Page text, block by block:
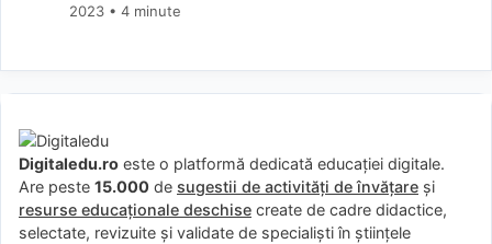
2023 • 4 minute
Digitaledu.ro este o platformă dedicată educației digitale.
Are peste 15.000 de sugestii de activități de învățare și
resurse educaționale deschise create de cadre didactice,
selectate, revizuite și validate de specialiști în științele